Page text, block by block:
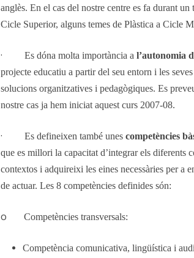
anglès. En el cas del nostre centre es fa durant
Cicle Superior, alguns temes de Plàstica a Cicle
· Es dóna molta importància a l’autonomia
projecte educatiu a partir del seu entorn i les
solucions organitzatives i pedagògiques. Es
nostre cas ja hem iniciat aquest curs 2007-08.
· Es defineixen també unes competències
que es millori la capacitat d’integrar els diferents
contextos i adquireixi les eines necessàries per a
de actuar. Les 8 competències definides són:
o Competències transversals:
Competència comunicativa, lingüística i